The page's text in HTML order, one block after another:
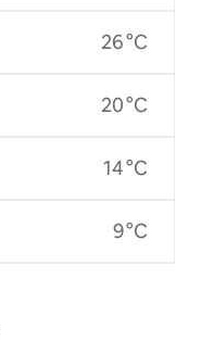
26 °C
20 °C
14 °C
9 °C